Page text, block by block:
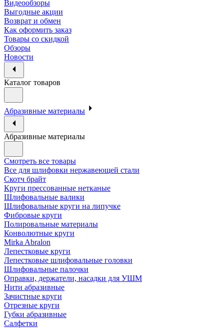
Видеообзоры
Выгодные акции
Возврат и обмен
Как оформить заказ
Товары со скидкой
Обзоры
Новости
Каталог товаров
Абразивные материалы
Абразивные материалы
Смотреть все товары
Все для шлифовки нержавеющей стали
Скотч брайт
Круги прессованные нетканые
Шлифовальные валики
Шлифовальные круги на липучке
Фибровые круги
Полировальные материалы
Конволютные круги
Mirka Abralon
Лепестковые круги
Лепестковые шлифовальные головки
Шлифовальные палочки
Оправки, держатели, насадки для УШМ
Нити абразивные
Зачистные круги
Отрезные круги
Губки абразивные
Салфетки